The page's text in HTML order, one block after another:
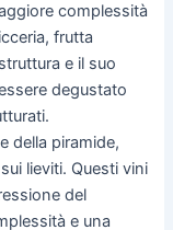
complessità
frutta
e il suo
degustato
della piramide,
lieviti. Questi vini
del
e una